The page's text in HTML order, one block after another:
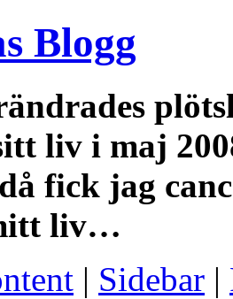
Blogg
liv i maj
fick jag
liv…
| Sidebar |